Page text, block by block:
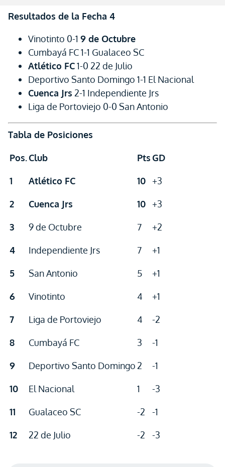
Resultados de la Fecha 4
Vinotinto 0-1 9 de Octubre
Cumbayá FC 1-1 Gualaceo SC
Atlético FC1-0 22 de Julio
Deportivo Santo Domingo 1-1 El Nacional
Cuenca Jrs 2-1 Independiente Jrs
Liga de Portoviejo 0-0 San Antonio
Tabla de Posiciones
Pos.Club PtsGD
1 Atlético FC 10 +3
2 Cuenca Jrs 10 +3
3 9 de Octubre 7 +2
4 Independiente Jrs 7 +1
5 San Antonio 5 +1
6 Vinotinto 4 +1
7 Liga de Portoviejo 4 -2
8 Cumbayá FC 3 -1
9 Deportivo Santo Domingo2 -1
10 El Nacional 1 -3
11 Gualaceo SC -2 -1
12 22 de Julio -2 -3